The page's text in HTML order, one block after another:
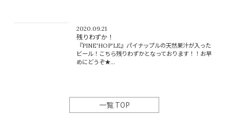
2020.09.21
残りわずか！
『PINE'HOP'LE』パイナップルの天然果汁が入った
ビール！こちら残りわずかとなっております！！お早
めにどうぞ★...
一覧 TOP